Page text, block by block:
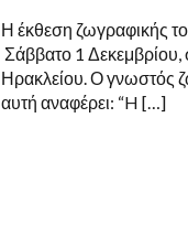
Η έκθεση ζωγραφικής
Σάββατο 1
Ηρακλείου. Ο γνωστός
αυτή αναφέρει: “H […]